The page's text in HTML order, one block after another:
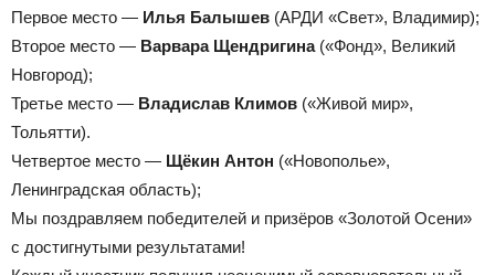
Первое место — Илья Балышев (АРДИ «Свет», Владимир);
Второе место — Варвара Щендригина(«Фонд», Великий
Новгород);
Третье место — Владислав Климов («Живой мир»,
Тольятти).
Четвертое место — Щёкин Антон («Новополье»,
Ленинградская область);
Мы поздравляем победителей и призёров «Золотой Осени»
с достигнутыми результатами!